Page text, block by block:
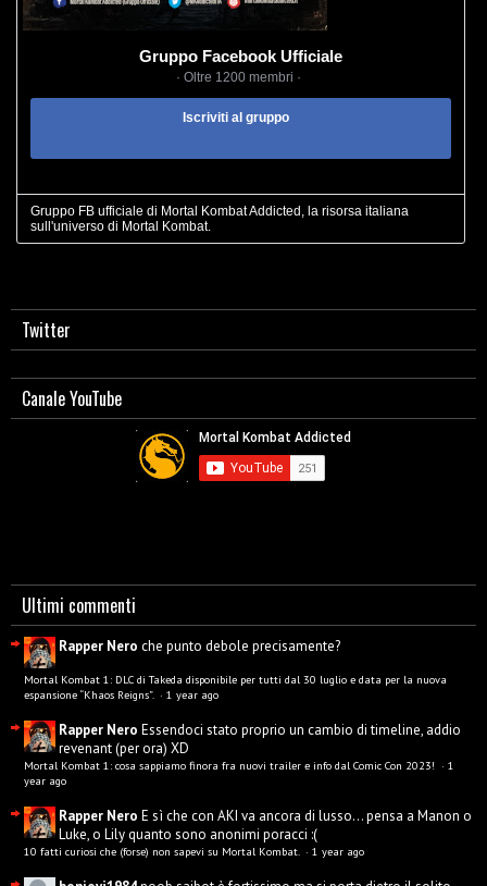
Gruppo Facebook Ufficiale
· Oltre 1200 membri ·
Iscriviti al gruppo
Gruppo FB ufficiale di Mortal Kombat Addicted, la risorsa italiana
sull'universo di Mortal Kombat.
Twitter
Canale YouTube
Ultimi commenti
Rapper Nero che punto debole precisamente?
Mortal Kombat 1: DLC di Takeda disponibile per tutti dal 30 luglio e data per la nuova
espansione “Khaos Reigns”. · 1 year ago
Rapper Nero Essendoci stato proprio un cambio di timeline, addio
revenant (per ora) XD
Mortal Kombat 1: cosa sappiamo finora fra nuovi trailer e info dal Comic Con 2023! · 1
year ago
Rapper Nero E sì che con AKI va ancora di lusso... pensa a Manon o
Luke, o Lily quanto sono anonimi poracci :(
10 fatti curiosi che (forse) non sapevi su Mortal Kombat. · 1 year ago